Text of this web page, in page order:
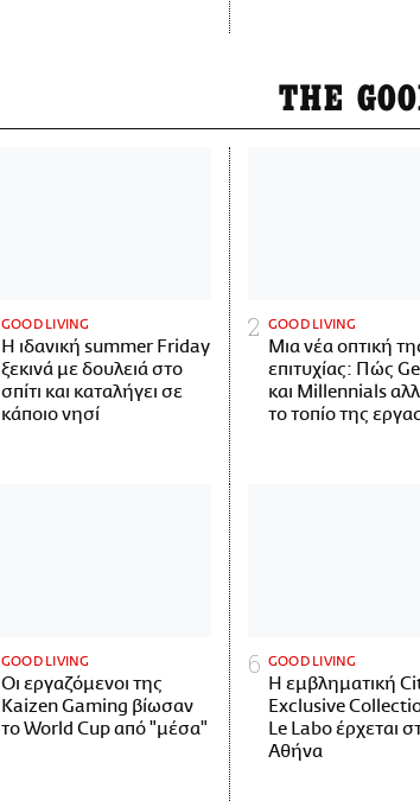
THE
GOOD LIVING
Η ιδανική summer Friday
ξεκινά με δουλειά στο
σπίτι και καταλήγει σε
κάποιο νησί
GOOD LIVING
Μια νέα οπτική
επιτυχίας: Πώς
και Millennials
το τοπίο της
GOOD LIVING
Οι εργαζόμενοι της
Kaizen Gaming βίωσαν
το World Cup από "μέσα"
GOOD LIVING
Η εμβληματική
Exclusive
Le Labo έρχεται
Αθήνα